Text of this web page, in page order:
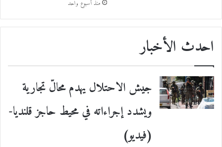
منذ أسبوع واحد
احدث الأخبار
جيش الاحتلال يهدم محالّ تجارية
ويشدد إجراءاته في محيط حاجز قلنديا-
(فيديو)